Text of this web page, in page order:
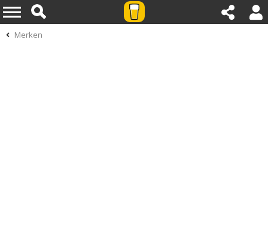
Merken